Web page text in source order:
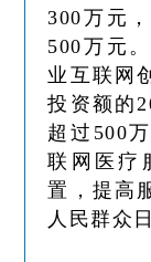
300万元
500万元
业互联网
投资额的
超过500
联网医疗
置，提高
人民群众